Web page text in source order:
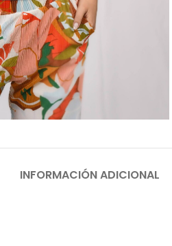
INFORMACIÓN ADICIONAL